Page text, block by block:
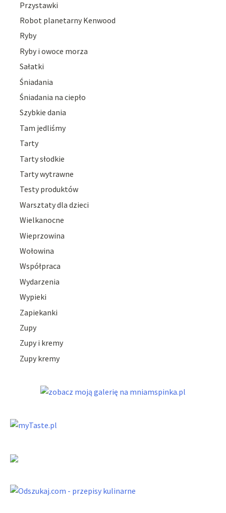
Przystawki
Robot planetarny Kenwood
Ryby
Ryby i owoce morza
Sałatki
Śniadania
Śniadania na ciepło
Szybkie dania
Tam jedliśmy
Tarty
Tarty słodkie
Tarty wytrawne
Testy produktów
Warsztaty dla dzieci
Wielkanocne
Wieprzowina
Wołowina
Współpraca
Wydarzenia
Wypieki
Zapiekanki
Zupy
Zupy i kremy
Zupy kremy